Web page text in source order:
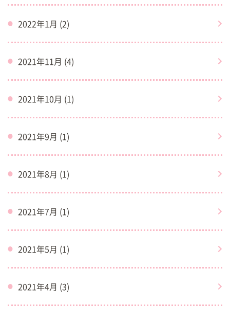
2022年1月 (2)
2021年11月 (4)
2021年10月 (1)
2021年9月 (1)
2021年8月 (1)
2021年7月 (1)
2021年5月 (1)
2021年4月 (3)